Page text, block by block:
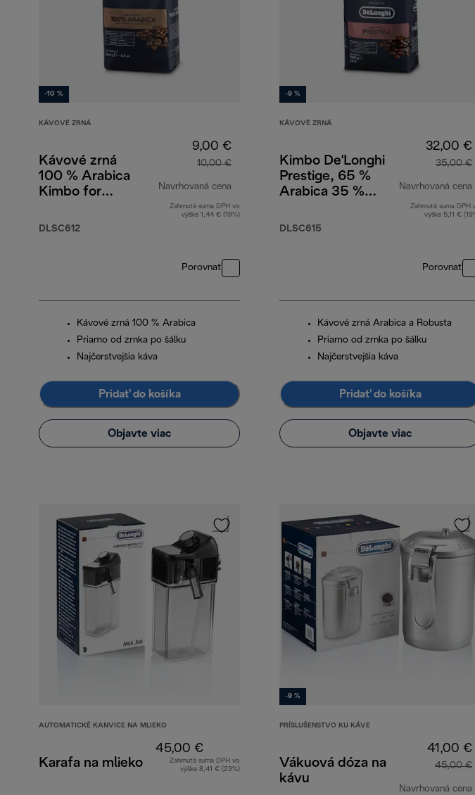
-10 %
KÁVOVÉ ZRNÁ
Kávové zrná
100 % Arabica
Kimbo for
DLSC612
9,00 €
10,00 €
Navrhovaná cena
pôvodná cena 10,00 €
Zahrnutá suma DPH vo
výške 1,44 € (19%)
Porovnať
Kávové zrná 100 % Arabica
Priamo od zrnka po šálku
Najčerstvejšia káva
Pridať do košíka
Objavte viac
-9 %
KÁVOVÉ ZRNÁ
Kimbo De'Longhi
Prestige, 65 %
Arabica 35 %
DLSC615, 1 kg
DLSC615
32,00 €
35,00 €
Navrhovaná cena
Zahrnutá suma DPH
výške 5,11 €
Porovnať
Kávové zrná Arabica a Robusta
Priamo od zrnka po šálku
Najčerstvejšia káva
Pridať do košíka
Objavte viac
AUTOMATICKÉ KANVICE NA MLIEKO
Karafa na mlieko
45,00 €
Zahrnutá suma DPH vo
výške 8,41 € (23%)
-9 %
PRÍSLUŠENSTVO KU KÁVE
Vákuová dóza na
kávu
41,00 €
45,00 €
Navrhovaná cena